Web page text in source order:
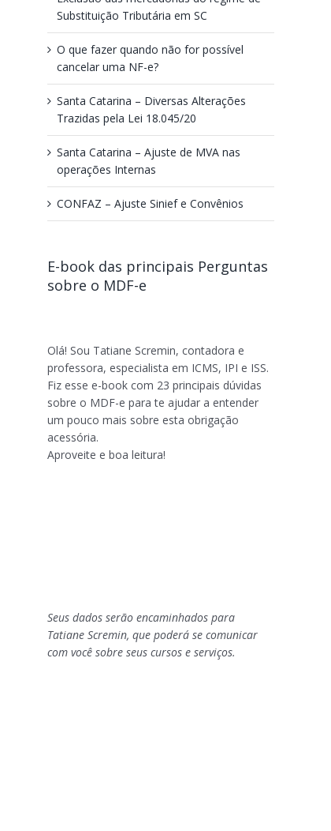
Substituição Tributária em SC
O que fazer quando não for possível
cancelar uma NF-e?
Santa Catarina – Diversas Alterações
Trazidas pela Lei 18.045/20
Santa Catarina – Ajuste de MVA nas
operações Internas
CONFAZ – Ajuste Sinief e Convênios
E-book das principais Perguntas
sobre o MDF-e
Olá! Sou Tatiane Scremin, contadora e
professora, especialista em ICMS, IPI e ISS.
Fiz esse e-book com 23 principais dúvidas
sobre o MDF-e para te ajudar a entender
um pouco mais sobre esta obrigação
acessória.
Aproveite e boa leitura!
Seus dados serão encaminhados para
Tatiane Scremin, que poderá se comunicar
com você sobre seus cursos e serviços.